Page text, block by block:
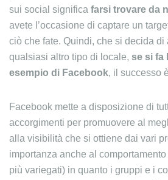
sui social significa farsi trovare da
avete l’occasione di captare un
ciò che fate. Quindi, che si decida di
qualsiasi altro tipo di locale, se si fa
esempio di Facebook, il successo
Facebook mette a disposizione di
accorgimenti per promuovere al
alla visibilità che si ottiene dai vari
importanza anche al
più variegati) in quanto i gruppi e i